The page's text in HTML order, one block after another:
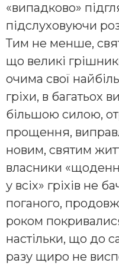
«випадково»
підслуховуючи
Тим не менше,
що великі
очима свої
гріхи, в багатьох
більшою силою,
прощення,
новим, святим
власники
у всіх» гріхів не
поганого,
роком
настільки, що до
разу щиро не